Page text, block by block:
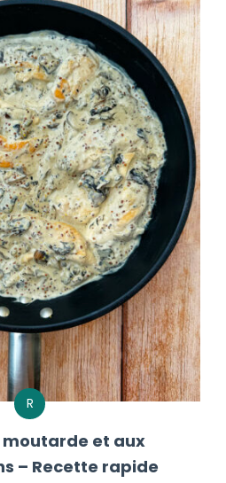
R
moutarde et aux
– Recette rapide